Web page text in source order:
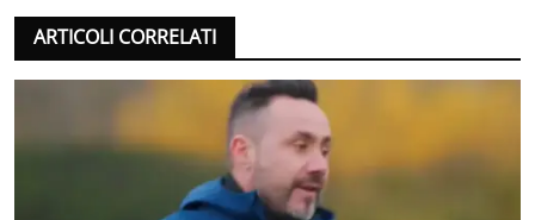
ARTICOLI CORRELATI